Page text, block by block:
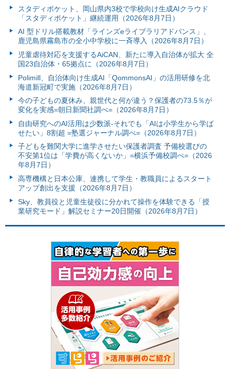
スタディポケット、岡山県内3校で学校向け生成AIクラウド
「スタディポケット」継続運用（2026年8月7日）
AI 型ドリル搭載教材「ラインズeライブラリアドバンス」、
鹿児島県霧島市の全小中学校に一斉導入（2026年8月7日）
児童虐待対応を支援するAiCAN、新たに導入自治体が拡大 全
国23自治体・65拠点に（2026年8月7日）
Polimill、自治体向け生成AI「QommonsAI」の活用研修を北
海道新冠町で実施（2026年8月7日）
今の子どもの夏休み、親世代と何が違う？保護者の73.5％が
変化を実感=朝日新聞社調べ=（2026年8月7日）
自由研究へのAI活用は少数派-それでも「AIは小学生から学ば
せたい」8割超 =塾選ジャーナル調べ=（2026年8月7日）
子どもを難関大学に進学させたい保護者調査 予備校選びの
不安第1位は「学費が高くないか」=横浜予備校調べ=（2026
年8月7日）
高専機構と日本公庫、連携して学生・教職員によるスタート
アップ創出を支援（2026年8月7日）
Sky、教員役と児童生徒役に分かれて操作を体験できる「授
業研究モード」解説セミナー20日開催（2026年8月7日）